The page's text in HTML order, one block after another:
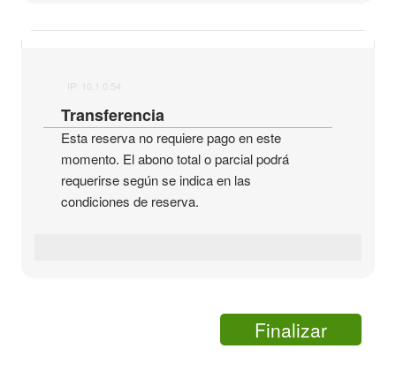
IP: 10.1.0.54
Transferencia
Esta reserva no requiere pago en este
momento. El abono total o parcial podrá
requerirse según se indica en las
condiciones de reserva.
Finalizar